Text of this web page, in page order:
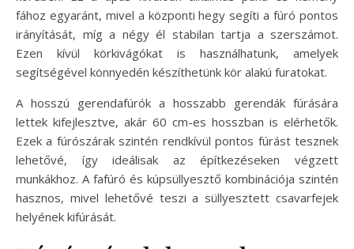
fához egyaránt, mivel a központi hegy segíti a fúró pontos
irányítását, míg a négy él stabilan tartja a szerszámot.
Ezen kívül körkivágókat is használhatunk, amelyek
segítségével könnyedén készíthetünk kör alakú furatokat.
A hosszú gerendafúrók a hosszabb gerendák fúrására
lettek kifejlesztve, akár 60 cm-es hosszban is elérhetők.
Ezek a fúrószárak szintén rendkívül pontos fúrást tesznek
lehetővé, így ideálisak az építkezéseken végzett
munkákhoz. A fafúró és kúpsüllyesztő kombinációja szintén
hasznos, mivel lehetővé teszi a süllyesztett csavarfejek
helyének kifúrását.